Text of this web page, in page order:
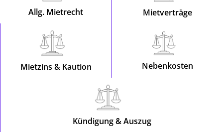
Allg. Mietrecht Mietverträge
Mietzins & Kaution Nebenkosten
Kündigung & Auszug